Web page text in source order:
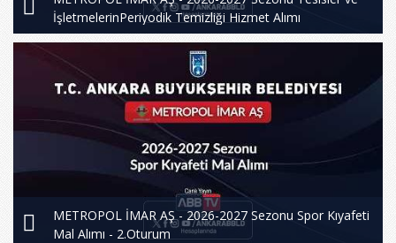
İşletmelerinPeriyodik Temizliği Hizmet Alımı
METROPOL İMAR AŞ - 2026-2027 Sezonu Spor Kıyafeti
Mal Alımı - 2.Oturum